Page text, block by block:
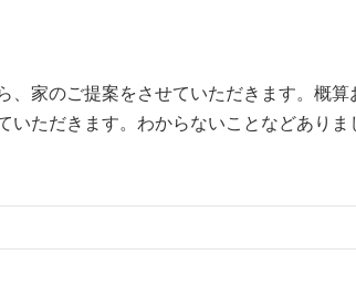
、家のご提案をさせていただきます。概算
いただきます。わからないことなどありま